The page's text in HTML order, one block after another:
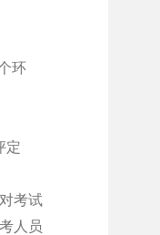
环
定
考试
人员